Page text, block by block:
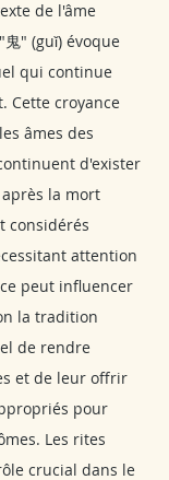
de l'âme
" (guǐ) évoque
qui continue
Cette croyance
âmes des
d'exister
la mort
considérés
attention
peut influencer
la tradition
de rendre
et de leur offrir
pour
Les rites
crucial dans le